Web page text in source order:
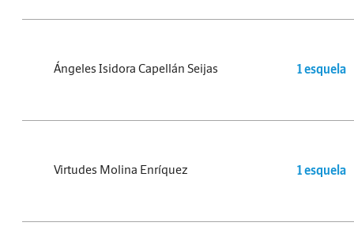
Ángeles Isidora Capellán Seijas 1 esquela
Virtudes Molina Enríquez 1 esquela